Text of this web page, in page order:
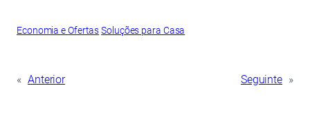
Economia e OfertasSoluções para Casa
« Anterior Seguinte »